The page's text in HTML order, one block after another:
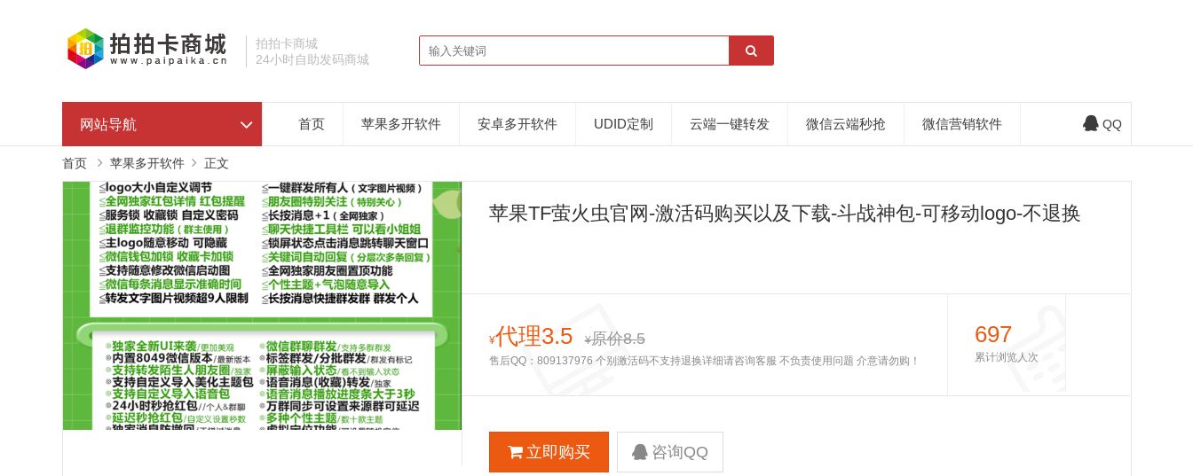
拍拍卡商城
24小时自助发码商城
网站导航 首页 苹果多开软件 安卓多开软件 UDID定制 云端一键转发 微信云端秒抢 微信营销软件 QQ
首页 苹果多开软件 正文
苹果TF萤火虫官网-激活码购买以及下载-斗战神包-可移动logo-不退换
¥代理3.5 ¥原价8.5
售后QQ：809137976 个别激活码不支持退换详细请咨询客服 不负责使用问题 介意请勿购！
697
累计浏览人次
立即购买 咨询QQ